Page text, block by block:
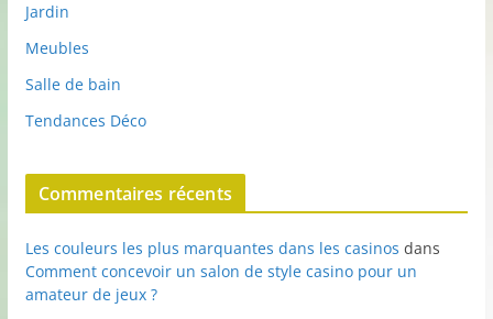
Jardin
Meubles
Salle de bain
Tendances Déco
Commentaires récents
Les couleurs les plus marquantes dans les casinos dans
Comment concevoir un salon de style casino pour un
amateur de jeux ?